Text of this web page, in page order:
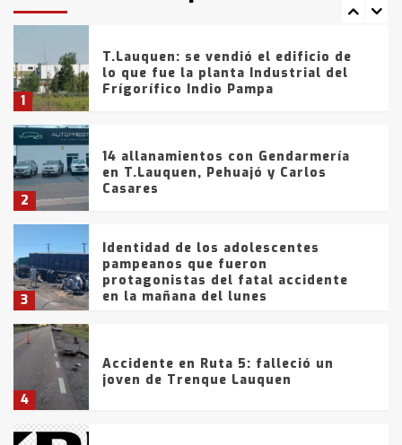
tarde del sábado
1
T.Lauquen: se vendió el edificio de
lo que fue la planta Industrial del
Frígorífico Indio Pampa
2
14 allanamientos con Gendarmería
en T.Lauquen, Pehuajó y Carlos
Casares
3
Identidad de los adolescentes
pampeanos que fueron
protagonistas del fatal accidente
en la mañana del lunes
4
Accidente en Ruta 5: falleció un
joven de Trenque Lauquen